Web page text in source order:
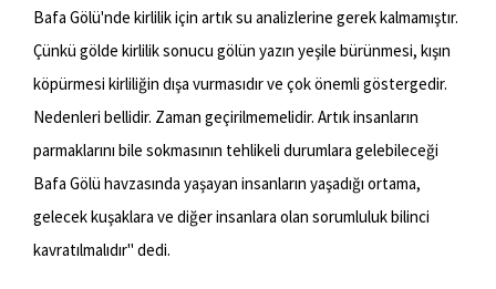
Bafa Gölü'nde kirlilik için artık su analizlerine gerek kalmamıştır.
Çünkü gölde kirlilik sonucu gölün yazın yeşile bürünmesi, kışın
köpürmesi kirliliğin dışa vurmasıdır ve çok önemli göstergedir.
Nedenleri bellidir. Zaman geçirilmemelidir. Artık insanların
parmaklarını bile sokmasının tehlikeli durumlara gelebileceği
Bafa Gölü havzasında yaşayan insanların yaşadığı ortama,
gelecek kuşaklara ve diğer insanlara olan sorumluluk bilinci
kavratılmalıdır" dedi.